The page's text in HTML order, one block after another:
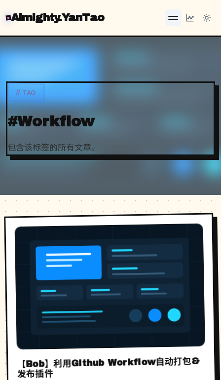
Almighty.YanTao
// TAG
#Workflow
包含该标签的所有文章。
【Bob】利用Github Workflow自动打包&
发布插件